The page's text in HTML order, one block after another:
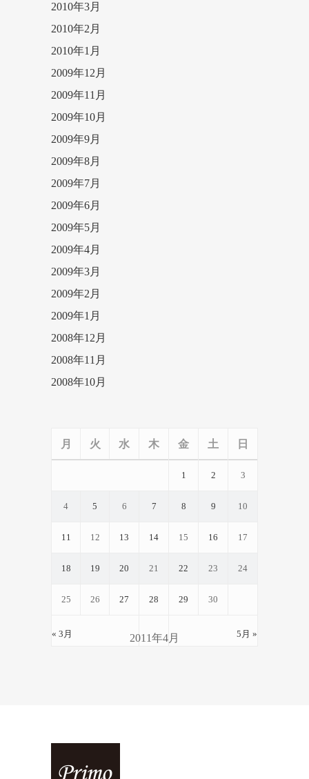
2010年3月
2010年2月
2010年1月
2009年12月
2009年11月
2009年10月
2009年9月
2009年8月
2009年7月
2009年6月
2009年5月
2009年4月
2009年3月
2009年2月
2009年1月
2008年12月
2008年11月
2008年10月
2011年4月
月 火 水 木 金 土 日
« 3月 5月 »
1 2 3
4 5 6 7 8 9 10
11 12 13 14 15 16 17
18 19 20 21 22 23 24
25 26 27 28 29 30